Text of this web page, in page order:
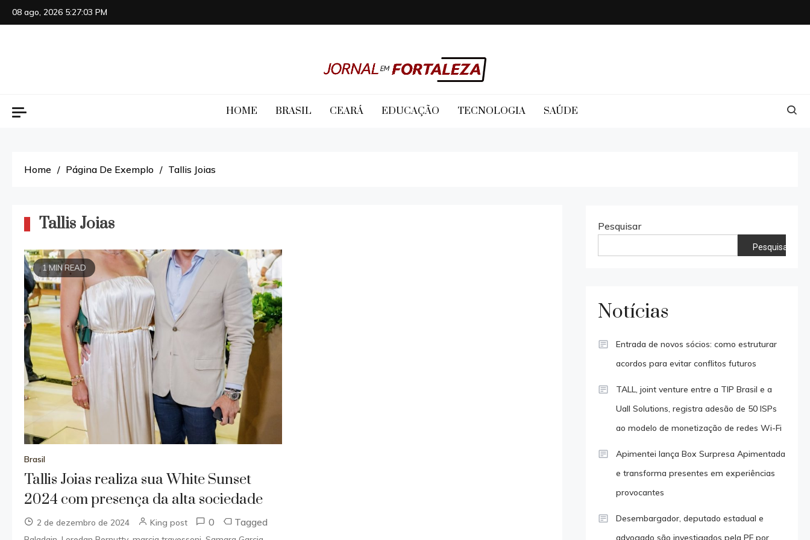
Skip
to
08 ago, 2026 5:27:03 PM
Jornal em Fortaleza
HOME BRASIL CEARÁ EDUCAÇÃO TECNOLOGIA SAÚDE
Home Página De Exemplo Tallis Joias
Tallis Joias
1 MIN READ
Brasil
Tallis Joias realiza sua White Sunset
2024 com presença da alta sociedade
2 de dezembro de 2024 King post 0 Tagged
Pesquisar
Pesquisar
Notícias
Entrada de novos sócios: como estruturar
acordos para evitar conflitos futuros
TALL, joint venture entre a TIP Brasil e a
Uall Solutions, registra adesão de 50 ISPs
ao modelo de monetização de redes Wi-Fi
Apimentei lança Box Surpresa Apimentada
e transforma presentes em experiências
provocantes
Desembargador, deputado estadual e
advogado são investigados pela PF por